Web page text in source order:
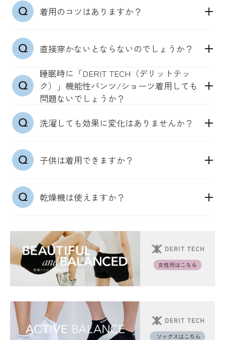
104~112cm
になることを推奨しているため、迷われたら小さめ
をおすすめしております。
25~27cm、27~29cm
着用した期間にもよりますが、一定期間効果は持続
いたします。しかし、着用しない期間が長くなる
機能性パンツ・ショーツや機能性インナーウェアシ
られない場合は、
寝ている時間に着用いただくナイトケアとしてご活
用いただくことで、日々、長時間着用をすることも
機能性ソックスは、靴により着用できないこともあ
ます。
日本臨床スポーツ医学会学術集会で効果検証の結果
を発表しています。他のデータについても随時取得
着用のコツはありますか？
●「DERIT TECH（デリットテック）」機能性パン
ツ/ショーツ
DERIT TECH が肌に触れるように穿いてください。
特に股下の部分がしっかり肌に触れると効果が期待
できます。
●「DERIT TECH（デリットテック）」機能性イン
ナーウェアシャツ/タンクトップ
はせず、さらっとした着心地の良い下着です。
すいよう、小さめのサイズを選択することをおすす
すが、それでも皮膚の感覚センサーは反応する確認
をとっております。
ナイトケアの場合、ブラジャーをせず、そのまま着
用いただくことでより効果が期待できます。
クス
くるぶしの内側に、R（右）とL（左）の記載がご
ざいますので、必ず左右を間違えないようご着用く
直接穿かないとならないのでしょうか？
●「DERIT TECH（デリットテック）」機能性パン
ツ/ショーツ
基本は直接穿いていただくことをおすすめしており
ます。DERIT TECH の縫製が筋肉に触れるように穿
いていただくことで、自然と筋肉が動き出すように
睡眠時に「DERIT TECH（デリットテッ
ク）」機能性パンツ/ショーツ着用しても
問題ないでしょうか？
睡眠時に着用しても問題ありません。DERIT
TECH（デリットテック）は24時間365日穿き続けら
でも穿いていただくことで効果が期待できます。
洗濯しても効果に変化はありませんか？
通常の洗濯と同様に洗っていただいて問題ございま
せん。生地が肌に触れないような状態になった場合
子供は着用できますか？
メンズサイズが合うようでしたらご着用できます。
医療用商品ではないため、部活や勉強時などの生活
期からケアをすることで、姿勢のケアや体づくりに
もつながります。
乾燥機は使えますか？
生地の特性上、乾燥機はおすすめはしておりませ
ん。乾燥機は使用せず、洗濯ネットに入れて洗濯
後、日陰干しをしてください。